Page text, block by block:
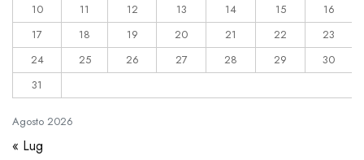
Agosto 2026
10
11 12 13 14 15
16
17
18 19 20 21 22
23
24
25 26 27 28 29
30
31
« Lug